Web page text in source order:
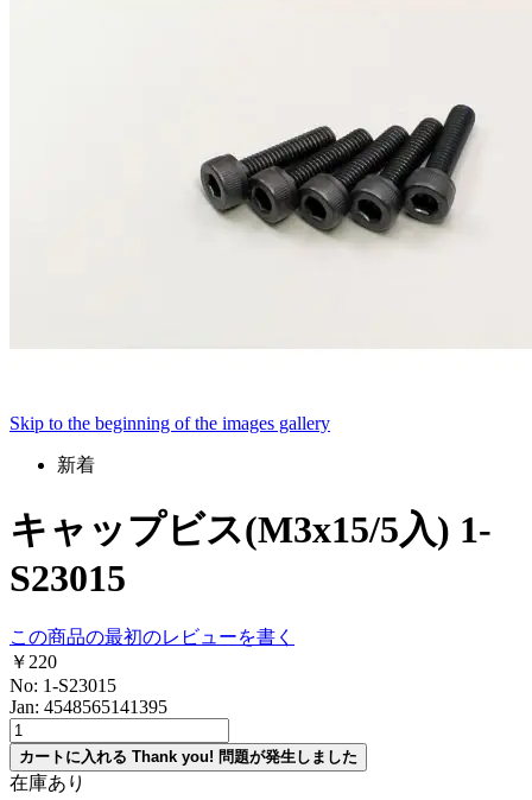
Skip to the beginning of the images gallery
新着
キャップビス(M3x15/5入) 1-
S23015
この商品の最初のレビューを書く
￥220
No: 1-S23015
Jan: 4548565141395
カートに入れる Thank you! 問題が発生しました
在庫あり